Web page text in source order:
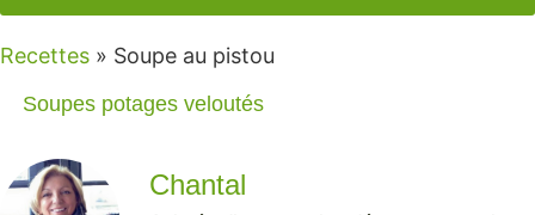
Recettes » Soupe au pistou
Soupes potages veloutés
Chantal